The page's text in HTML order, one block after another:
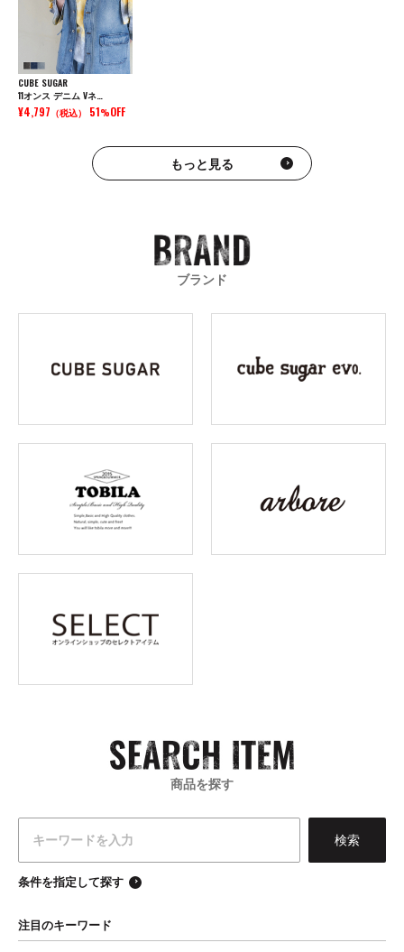
CUBE SUGAR
11オンス デニム Vネ…
¥4,797 （税込） 51%OFF
もっと見る
ブランド
商品を探す
条件を指定して探す
注目のキーワード